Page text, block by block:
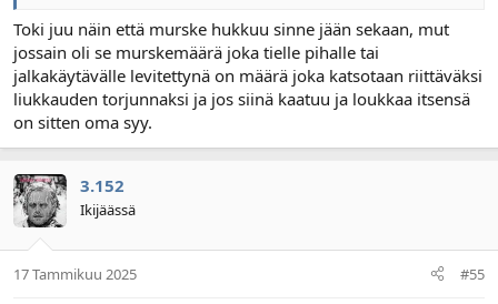
Toki juu näin että murske hukkuu sinne jään sekaan, mut
jossain oli se murskemäärä joka tielle pihalle tai
jalkakäytävälle levitettynä on määrä joka katsotaan riittäväksi
liukkauden torjunnaksi ja jos siinä kaatuu ja loukkaa itsensä
on sitten oma syy.
3.152
Ikijäässä
17 Tammikuu 2025 #55